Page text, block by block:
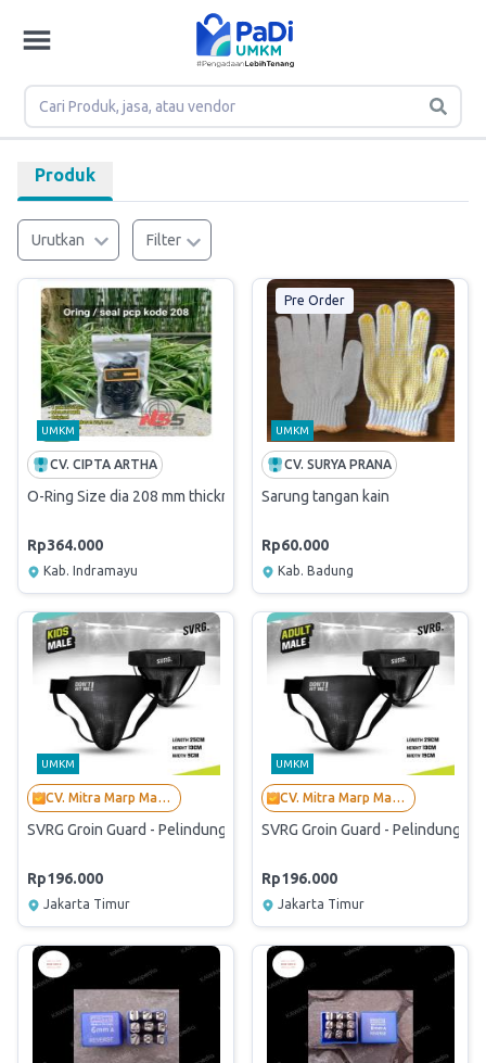
Produk
Urutkan Filter
UMKM
CV. CIPTA ARTHA
O-Ring Size dia 208 mm thicknes 8 mm
Rp364.000
Kab. Indramayu
Pre Order
UMKM
CV. SURYA PRANA
Sarung tangan kain
Rp60.000
Kab. Badung
UMKM
CV. Mitra Marp Mandiri
SVRG Groin Guard - Pelindung Kemaluan Wanita & Pria - Kids, Woman
Rp196.000
Jakarta Timur
UMKM
CV. Mitra Marp Mandiri
SVRG Groin Guard - Pelindung
Rp196.000
Jakarta Timur